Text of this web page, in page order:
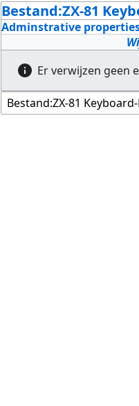
Bestand:ZX-81
Adminstrative
Er verwijzen geen